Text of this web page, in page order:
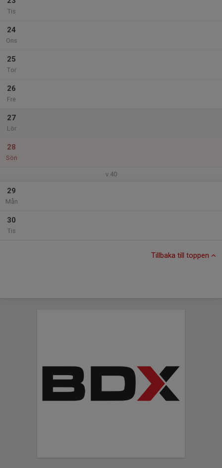
Tis
24
Ons
25
Tor
26
Fre
27
Lör
28
Sön
v.40
29
Mån
30
Tis
Tillbaka till toppen